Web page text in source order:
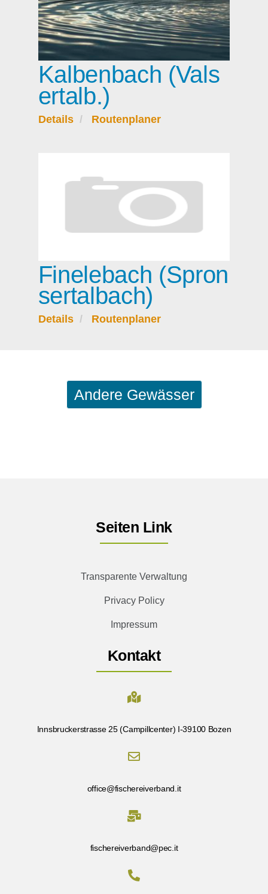
Kalbenbach (Vals
ertalb.)
Details Routenplaner
Finelebach (Spron
sertalbach)
Details Routenplaner
Andere Gewässer
Seiten Link
Transparente Verwaltung
Privacy Policy
Impressum
Kontakt
Innsbruckerstrasse 25 (Campillcenter) I-39100 Bozen
office@fischereiverband.it
fischereiverband@pec.it